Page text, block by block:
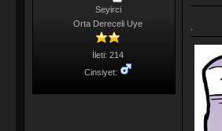
Seyirci
Orta Dereceli Uye
İleti: 214
Cinsiyet:
.